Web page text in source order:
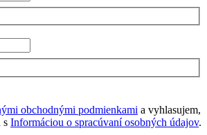
obchodnými podmienkami a vyhlasujem,
s Informáciou o spracúvaní osobných údajov.